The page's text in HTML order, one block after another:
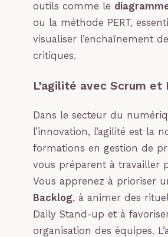
outils comme le
ou la méthode PERT,
visualiser l’enchaînement
critiques.
L’agilité avec Scrum et
Dans le secteur du
l’innovation, l’agilité est la
formations en gestion de
vous préparent à travailler
Vous apprenez à prioriser
Backlog, à animer des
Daily Stand-up et à
organisation des équipes.